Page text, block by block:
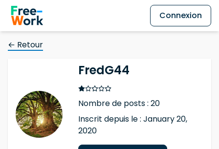
Connexion
← Retour
FredG44
Nombre de posts : 20
Inscrit depuis le : January 20,
2020